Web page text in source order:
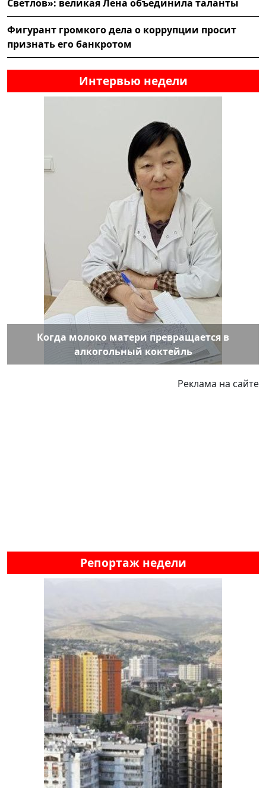
Светлов»: великая Лена объединила таланты
Фигурант громкого дела о коррупции просит
признать его банкротом
Интервью недели
Когда молоко матери превращается в
алкогольный коктейль
Реклама на сайте
Репортаж недели